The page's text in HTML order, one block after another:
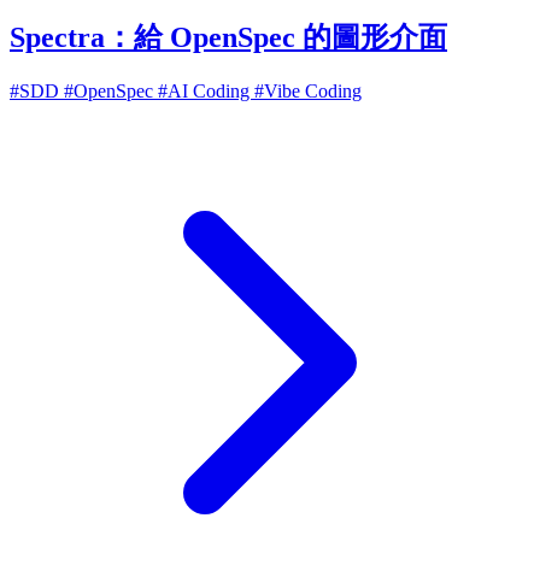
Spectra：給 OpenSpec 的圖形介面
#SDD #OpenSpec #AI Coding #Vibe Coding